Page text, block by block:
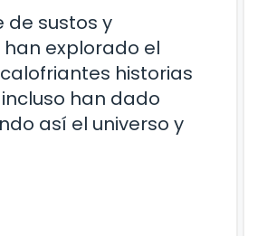
de sustos y
explorado el
historias
han dado
así el universo y